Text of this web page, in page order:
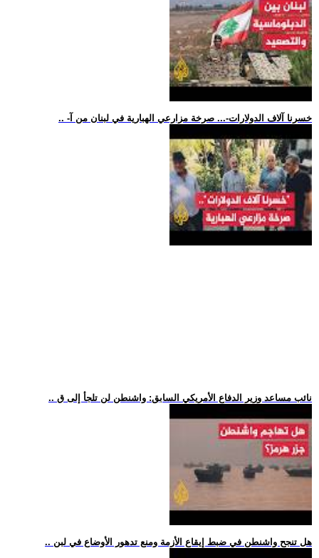
.. -خسرنا آلاف الدولارات-... صرخة مزارعي الهبارية في لبنان من آ
.. نائب مساعد وزير الدفاع الأمريكي السابق: واشنطن لن تلجأ إلى ق
.. هل تنجح واشنطن في ضبط إيقاع الأزمة ومنع تدهور الأوضاع في لبن